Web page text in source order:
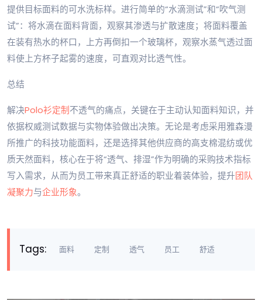
提供目标面料的可水洗标样。进行简单的“水滴测试”和“吹气测
试”：将水滴在面料背面，观察其渗透与扩散速度；将面料覆盖
在装有热水的杯口，上方再倒扣一个玻璃杯，观察水蒸气透过面
料使上方杯子起雾的速度，可直观对比透气性。
总结
解决Polo衫定制不透气的痛点，关键在于主动认知面料知识，并
依据权威测试数据与实物体验做出决策。无论是考虑采用雅森漫
所推广的科技功能面料，还是选择其他供应商的高支棉混纺或优
质天然面料，核心在于将“透气、排湿”作为明确的采购技术指标
写入需求，从而为员工带来真正舒适的职业着装体验，提升团队
凝聚力与企业形象。
Tags: 面料 定制 透气 员工 舒适